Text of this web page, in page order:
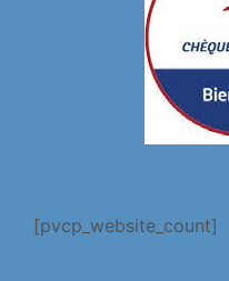
[pvcp_website_count]